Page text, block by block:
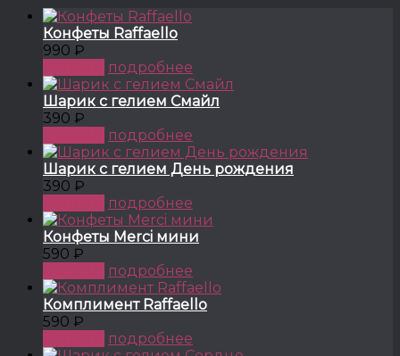
Конфеты Raffaello
990 ₽
подробнее
Шарик с гелием Смайл
390 ₽
подробнее
Шарик с гелием День рождения
390 ₽
подробнее
Конфеты Merci мини
590 ₽
подробнее
Комплимент Raffaello
590 ₽
подробнее